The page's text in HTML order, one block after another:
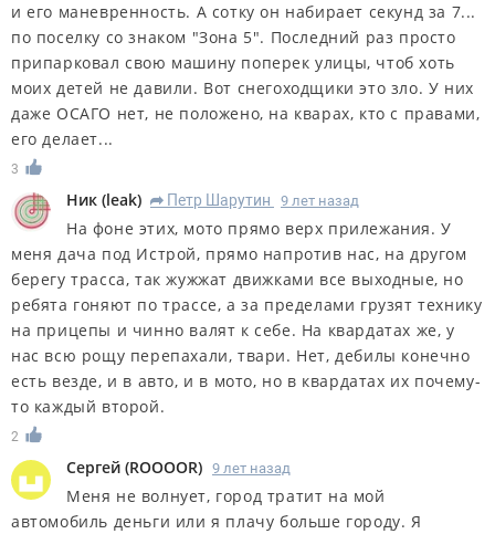
и его маневренность. А сотку он набирает секунд за 7...
по поселку со знаком "Зона 5". Последний раз просто
припарковал свою машину поперек улицы, чтоб хоть
моих детей не давили. Вот снегоходщики это зло. У них
даже ОСАГО нет, не положено, на кварах, кто с правами,
его делает...
3
Ник (leak) R Петр Шарутин 9 лет назад
На фоне этих, мото прямо верх прилежания. У
меня дача под Истрой, прямо напротив нас, на другом
берегу трасса, так жужжат движками все выходные, но
ребята гоняют по трассе, а за пределами грузят технику
на прицепы и чинно валят к себе. На квардатах же, у
нас всю рощу перепахали, твари. Нет, дебилы конечно
есть везде, и в авто, и в мото, но в квардатах их почему-
то каждый второй.
2
Сергей (ROOOOR) 9 лет назад
Меня не волнует, город тратит на мой
автомобиль деньги или я плачу больше городу. Я